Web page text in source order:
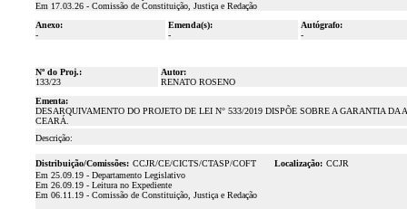
Em 17.03.26 - Comissão de Constituição, Justiça e Redação
Anexo:
-
Emenda(s):
-
Autógrafo:
-
Nº do Proj.:
133/23
Autor:
RENATO ROSENO
Ementa:
DESARQUIVAMENTO DO PROJETO DE LEI N° 533/2019 DISPÕE SOBRE A GARANTIA
CEARÁ.
Descrição:
Distribuição/Comissões: CCJR/CE/CICTS/CTASP/COFT Localização: CCJR
Em 25.09.19 - Departamento Legislativo
Em 26.09.19 - Leitura no Expediente
Em 06.11.19 - Comissão de Constituição, Justiça e Redação